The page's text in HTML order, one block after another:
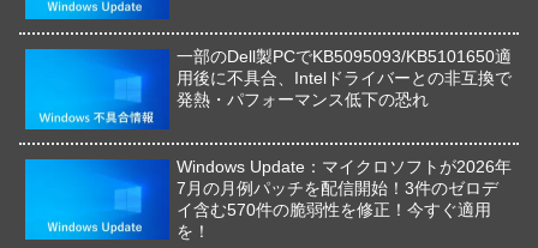
一部のDell製PCでKB5095093/KB5101650適
用後に不具合、Intelドライバーとの非互換で
発熱・パフォーマンス低下の恐れ
Windows Update：マイクロソフトが2026年
7月の月例パッチを配信開始！3件のゼロデ
イ含む570件の脆弱性を修正！今すぐ適用
を！